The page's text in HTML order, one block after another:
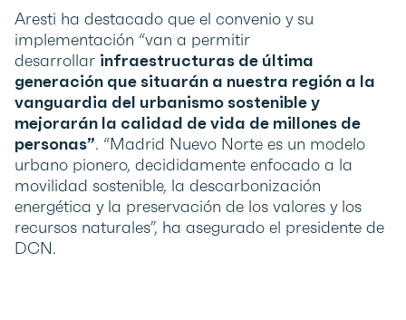
Aresti ha destacado que el convenio y su
implementación “van a permitir
desarrollar infraestructuras de última
generación que situarán a nuestra región a la
vanguardia del urbanismo sostenible y
mejorarán la calidad de vida de millones de
personas”. “Madrid Nuevo Norte es un modelo
urbano pionero, decididamente enfocado a la
movilidad sostenible, la descarbonización
energética y la preservación de los valores y los
recursos naturales”, ha asegurado el presidente de
DCN.